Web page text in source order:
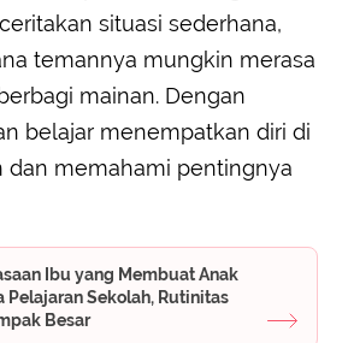
situasi sederhana,
temannya mungkin merasa
mainan. Dengan
belajar menempatkan diri di
dan memahami pentingnya
Ibu yang Membuat Anak
Pelajaran Sekolah, Rutinitas
Besar